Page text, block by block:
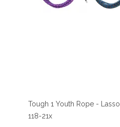
Tough 1 Youth Rope - Lasso
118-21x